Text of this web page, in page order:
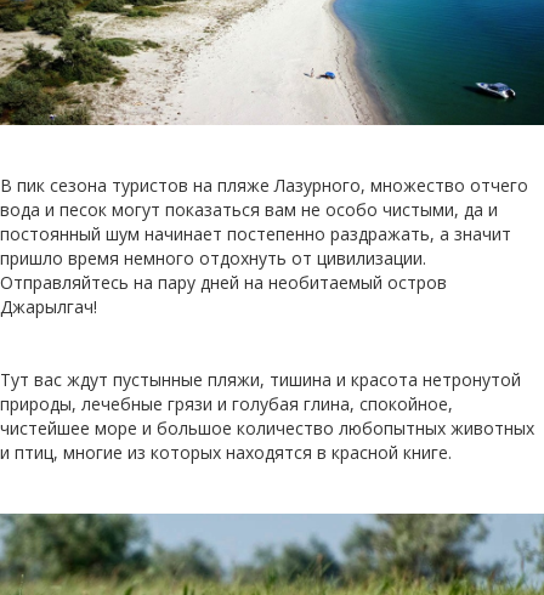
В пик сезона туристов на пляже Лазурного, множество отчего
вода и песок могут показаться вам не особо чистыми, да и
постоянный шум начинает постепенно раздражать, а значит
пришло время немного отдохнуть от цивилизации.
Отправляйтесь на пару дней на необитаемый остров
Джарылгач!
Тут вас ждут пустынные пляжи, тишина и красота нетронутой
природы, лечебные грязи и голубая глина, спокойное,
чистейшее море и большое количество любопытных животных
и птиц, многие из которых находятся в красной книге.